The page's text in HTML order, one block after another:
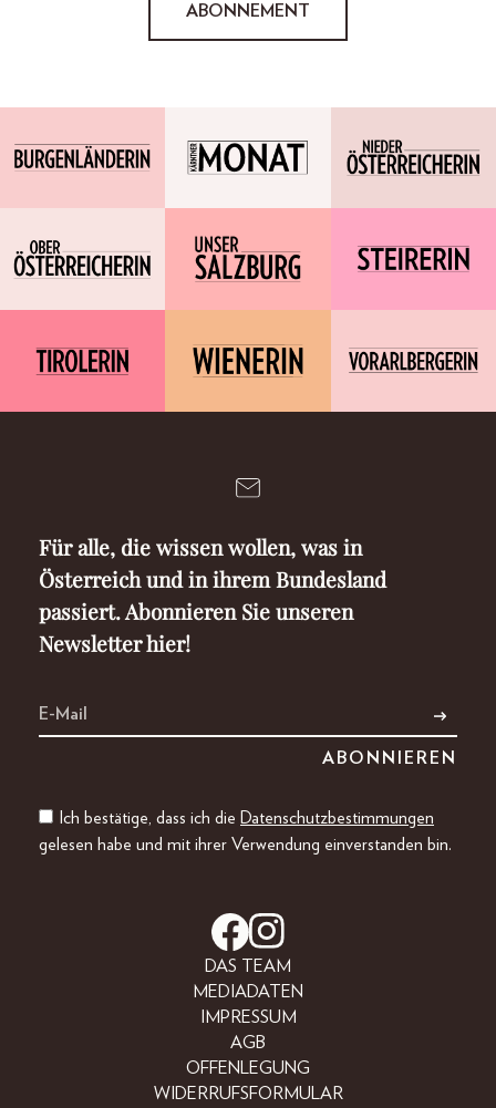
ABONNEMENT
Für alle, die wissen wollen, was in
Österreich und in ihrem Bundesland
passiert. Abonnieren Sie unseren
Newsletter hier!
Ich bestätige, dass ich die Datenschutzbestimmungen
gelesen habe und mit ihrer Verwendung einverstanden bin.
DAS TEAM
MEDIADATEN
IMPRESSUM
AGB
OFFENLEGUNG
WIDERRUFSFORMULAR